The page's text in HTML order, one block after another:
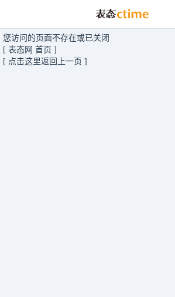
您访问的页面不存在或已关闭
[ 表态网 首页 ]
[ 点击这里返回上一页 ]